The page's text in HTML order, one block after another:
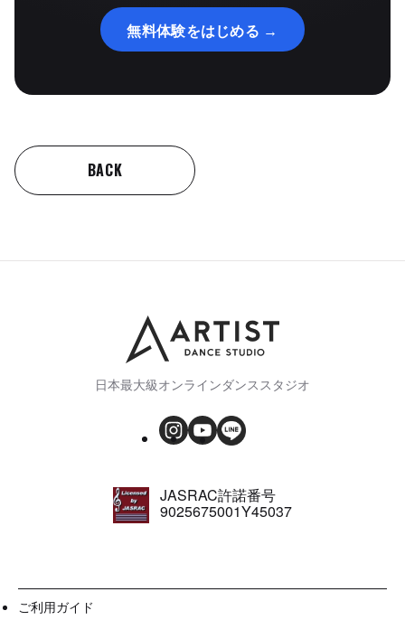
無料体験をはじめる →
BACK
日本最大級オンラインダンススタジオ
JASRAC許諾番号
9025675001Y45037
ご利用ガイド